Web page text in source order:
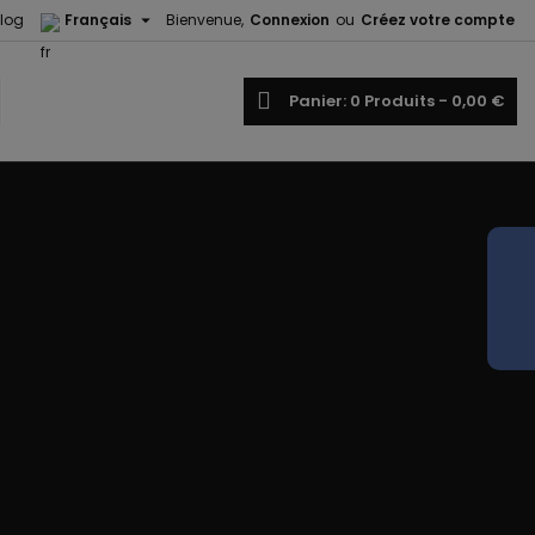
Bienvenue, Connexion ou Créez votre compte
Français 
Panier 0 Produits - 0,00 €